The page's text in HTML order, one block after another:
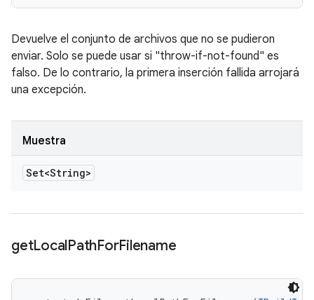
Devuelve el conjunto de archivos que no se pudieron
enviar. Solo se puede usar si "throw-if-not-found" es
falso. De lo contrario, la primera inserción fallida arrojará
una excepción.
Muestra
Set<String>
getLocalPathForFilename